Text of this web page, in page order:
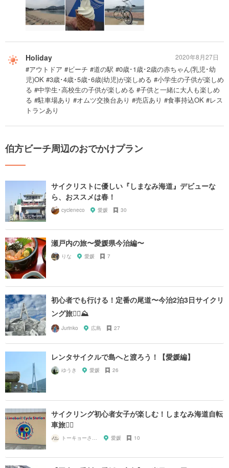
Holiday
#アウトドア #ビーチ #道の駅 #0歳･1歳･2歳の赤ちゃん(乳児･幼
児)OK #3歳･4歳･5歳･6歳(幼児)が楽しめる #小学生の子供が楽しめ
る #中学生･高校生の子供が楽しめる #子供と一緒に大人も楽しめ
る #駐車場あり #オムツ交換台あり #売店あり #食事持込OK #レス
トランあり
2020年8月27日
伯方ビーチ周辺のおでかけプラン
サイクリストに優しい『しまなみ海道』デビューな
ら、おススメは春！
cycleneco 愛媛 30
瀬戸内の旅〜愛媛県今治編〜
りな 愛媛 7
初心者でも行ける！定番の尾道〜今治2泊3日サイクリ
ング旅🚴‍♀️⛰
Jurinko 広島 27
レンタサイクルで島へと渡ろう！【愛媛編】
ゆうき 愛媛 26
サイクリング初心者女子が楽しむ！しまなみ海道自転
車旅🚴‍♀️
トーキョーさんぽ 愛媛 10